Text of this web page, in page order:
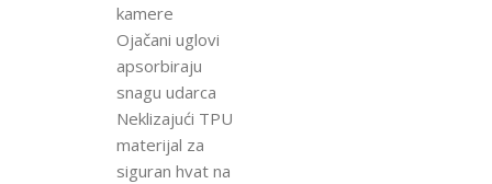
kamere
Ojačani uglovi
apsorbiraju
snagu udarca
Neklizajući TPU
materijal za
siguran hvat na